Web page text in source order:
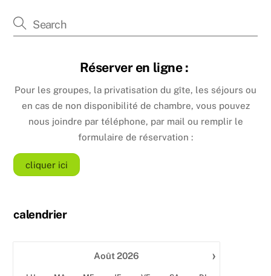
Réserver en ligne :
Pour les groupes, la privatisation du gîte, les séjours ou
en cas de non disponibilité de chambre, vous pouvez
nous joindre par téléphone, par mail ou remplir le
formulaire de réservation :
cliquer ici
calendrier
›
Août 2026